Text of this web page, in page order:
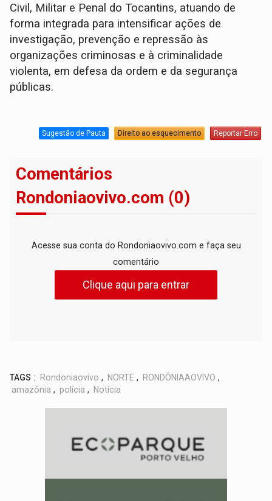
Civil, Militar e Penal do Tocantins, atuando de
forma integrada para intensificar ações de
investigação, prevenção e repressão às
organizações criminosas e à criminalidade
violenta, em defesa da ordem e da segurança
públicas.
Sugestão de Pauta Direito ao esquecimento Reportar Erro
Comentários
Rondoniaovivo.com (0)
Acesse sua conta do Rondoniaovivo.com e faça seu
comentário
Clique aqui para entrar
TAGS : Rondoniaovivo , NORTE , RONDÔNIAAOVIVO ,
amazônia , polícia , Notícia